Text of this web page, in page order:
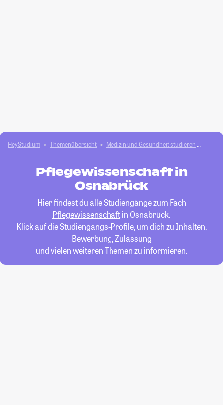
HeyStudium Themenübersicht Medizin und Gesundheit studieren
Pflegewissenschaft in
Osnabrück
Hier findest du alle Studiengänge zum Fach
Pflegewissenschaftin Osnabrück.
Klick auf die Studiengangs-Profile, um dich zu Inhalten,
Bewerbung, Zulassung
und vielen weiteren Themen zu informieren.